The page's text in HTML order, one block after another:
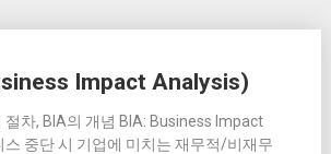
Impact Analysis)
절차, BIA의 개념 BIA: Business Impact
중단 시 기업에 미치는 재무적/비재무